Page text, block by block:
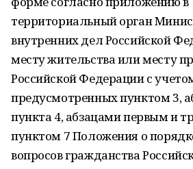
территориальный орган
внутренних дел Российской
месту жительства или месту
Российской Федерации с
предусмотренных пунктом 3,
пункта 4, абзацами первым и
пунктом 7 Положения о
вопросов гражданства